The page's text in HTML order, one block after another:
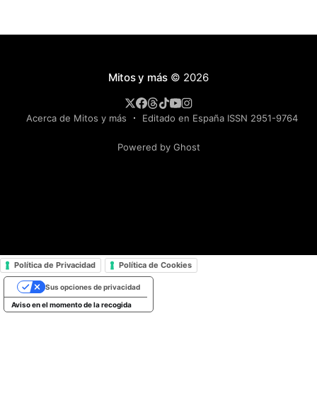
Mitos y más © 2026
Acerca de Mitos y más Editado en España ISSN 2951-9764
Powered by Ghost
Política de Privacidad Política de Cookies
Aviso en el momento de la recogida
Sus opciones de privacidad